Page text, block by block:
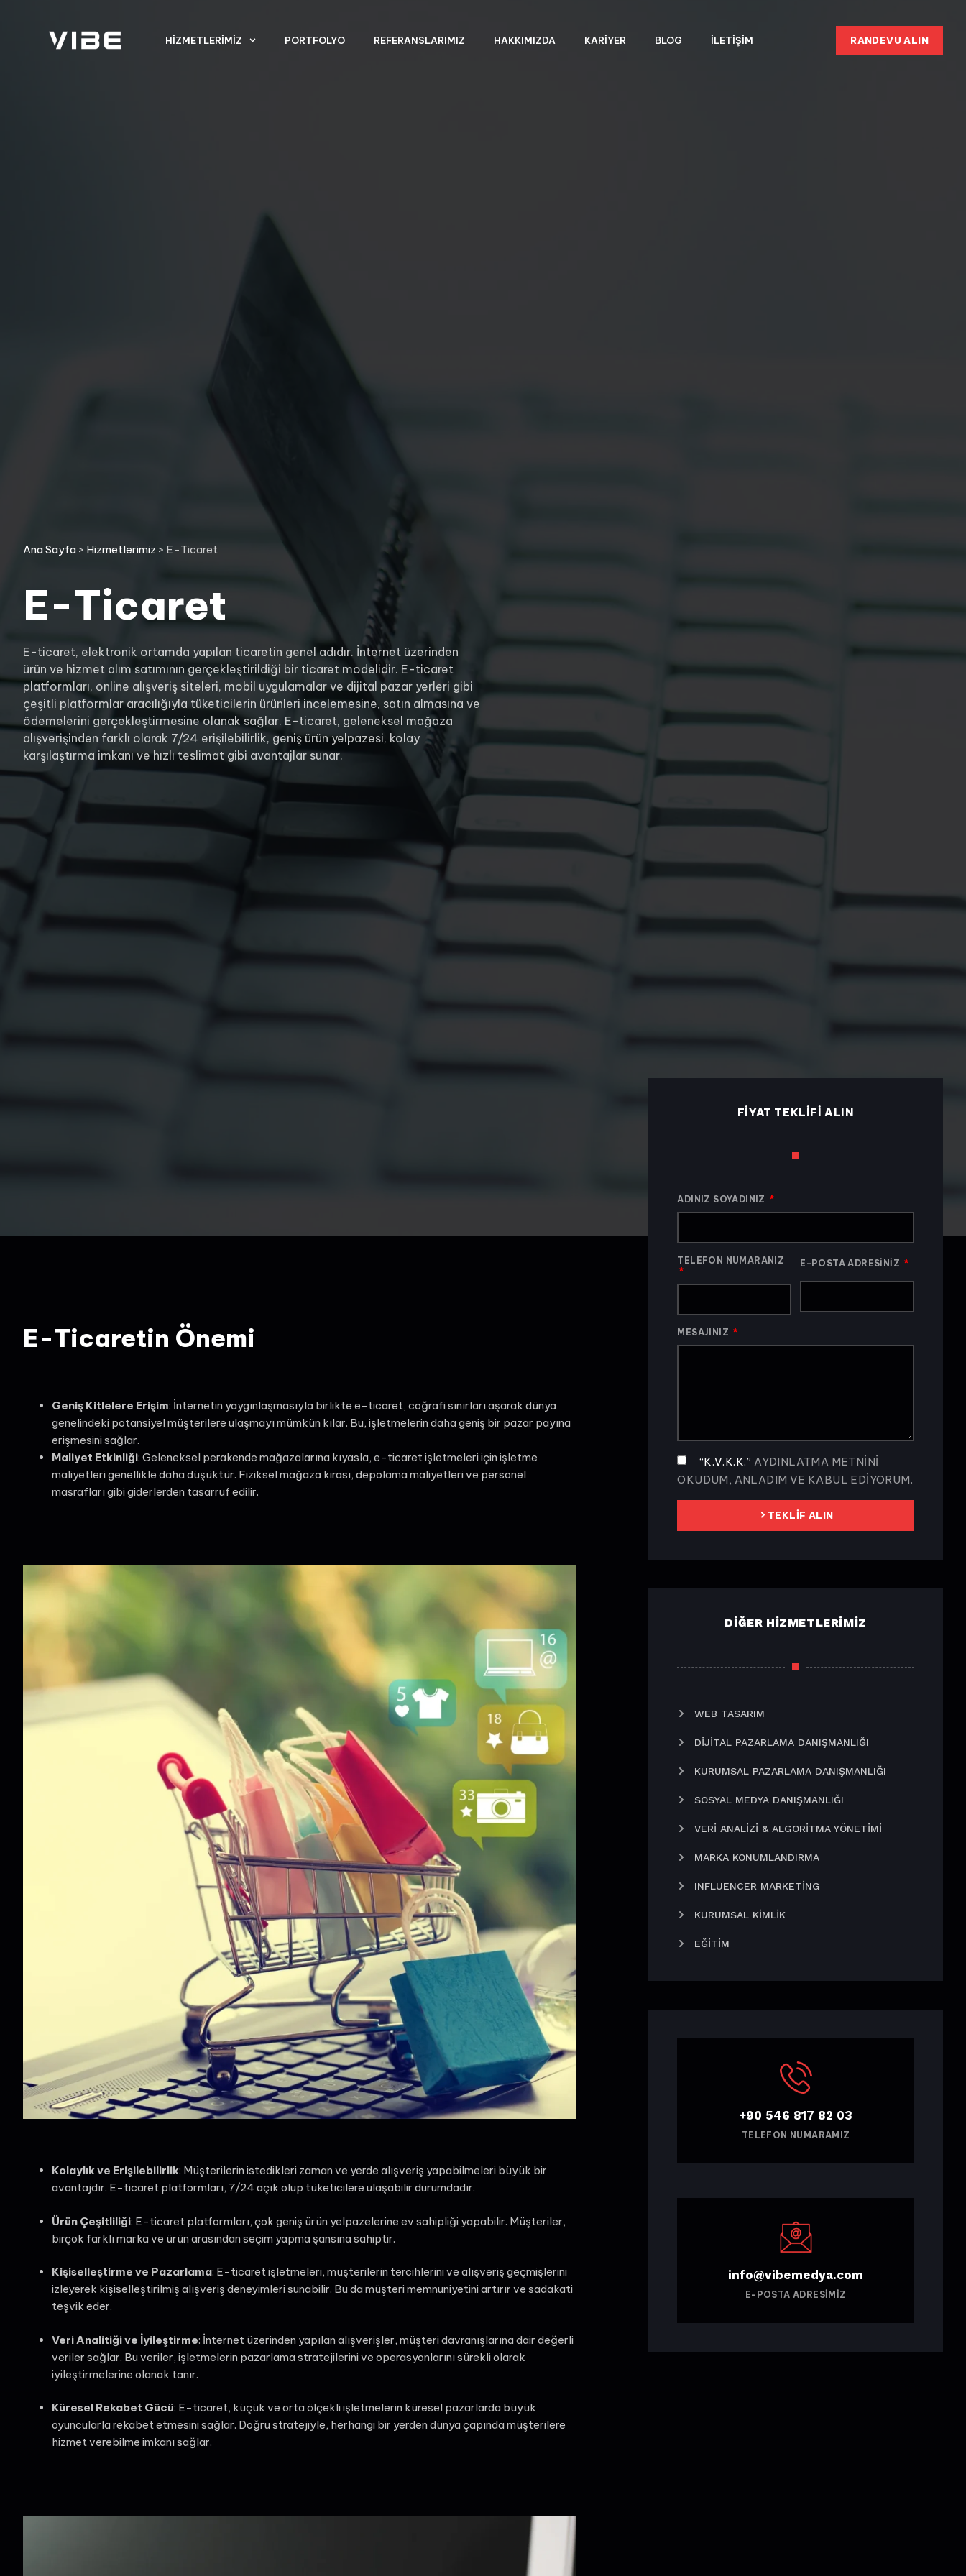
HIZMETLERIMIZ PORTFOLYO REFERANSLARIMIZ HAKKIMIZDA KARIYER BLOG İLETIŞIM RANDEVU ALIN
Ana Sayfa > Hizmetlerimiz > E-Ticaret
E-Ticaret
E-ticaret, elektronik ortamda yapılan ticaretin genel adıdır. İnternet üzerinden
ürün ve hizmet alım satımının gerçekleştirildiği bir ticaret modelidir. E-ticaret
platformları, online alışveriş siteleri, mobil uygulamalar ve dijital pazar yerleri gibi
çeşitli platformlar aracılığıyla tüketicilerin ürünleri incelemesine, satın almasına ve
ödemelerini gerçekleştirmesine olanak sağlar. E-ticaret, geleneksel mağaza
alışverişinden farklı olarak 7/24 erişilebilirlik, geniş ürün yelpazesi, kolay
karşılaştırma imkanı ve hızlı teslimat gibi avantajlar sunar.
E-Ticaretin Önemi
Geniş Kitlelere Erişim: İnternetin yaygınlaşmasıyla birlikte e-ticaret, coğrafi sınırları aşarak dünya
genelindeki potansiyel müşterilere ulaşmayı mümkün kılar. Bu, işletmelerin daha geniş bir pazar payına
erişmesini sağlar.
Maliyet Etkinliği: Geleneksel perakende mağazalarına kıyasla, e-ticaret işletmeleri için işletme
maliyetleri genellikle daha düşüktür. Fiziksel mağaza kirası, depolama maliyetleri ve personel
masrafları gibi giderlerden tasarruf edilir.
Kolaylık ve Erişilebilirlik: Müşterilerin istedikleri zaman ve yerde alışveriş yapabilmeleri büyük bir
avantajdır. E-ticaret platformları, 7/24 açık olup tüketicilere ulaşabilir durumdadır.
Ürün Çeşitliliği: E-ticaret platformları, çok geniş ürün yelpazelerine ev sahipliği yapabilir. Müşteriler,
birçok farklı marka ve ürün arasından seçim yapma şansına sahiptir.
Kişiselleştirme ve Pazarlama: E-ticaret işletmeleri, müşterilerin tercihlerini ve alışveriş geçmişlerini
izleyerek kişiselleştirilmiş alışveriş deneyimleri sunabilir. Bu da müşteri memnuniyetini artırır ve sadakati
teşvik eder.
Veri Analitiği ve İyileştirme: İnternet üzerinden yapılan alışverişler, müşteri davranışlarına dair değerli
veriler sağlar. Bu veriler, işletmelerin pazarlama stratejilerini ve operasyonlarını sürekli olarak
iyileştirmelerine olanak tanır.
Küresel Rekabet Gücü: E-ticaret, küçük ve orta ölçekli işletmelerin küresel pazarlarda büyük
oyuncularla rekabet etmesini sağlar. Doğru stratejiyle, herhangi bir yerden dünya çapında müşterilere
hizmet verebilme imkanı sağlar.
FIYAT TEKLIFI ALIN
ADINIZ SOYADINIZ
TELEFON NUMARANIZ E-POSTA ADRESINIZ
MESAJINIZ
“K.V.K.K.” AYDINLATMA METNINI
OKUDUM, ANLADIM VE KABUL EDIYORUM.
TEKLIF ALIN
DIĞER HIZMETLERIMIZ
WEB TASARIM
DIJITAL PAZARLAMA DANIŞMANLIĞI
KURUMSAL PAZARLAMA DANIŞMANLIĞI
SOSYAL MEDYA DANIŞMANLIĞI
VERI ANALIZI & ALGORITMA YÖNETIMI
MARKA KONUMLANDIRMA
INFLUENCER MARKETING
KURUMSAL KIMLIK
EĞITIM
+90 546 817 82 03
TELEFON NUMARAMIZ
info@vibemedya.com
E-POSTA ADRESIMIZ